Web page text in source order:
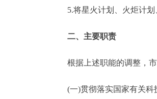
5.将星火计划、火炬计划
二、主要职责
根据上述职能的调整，市
(一)贯彻落实国家有关科技